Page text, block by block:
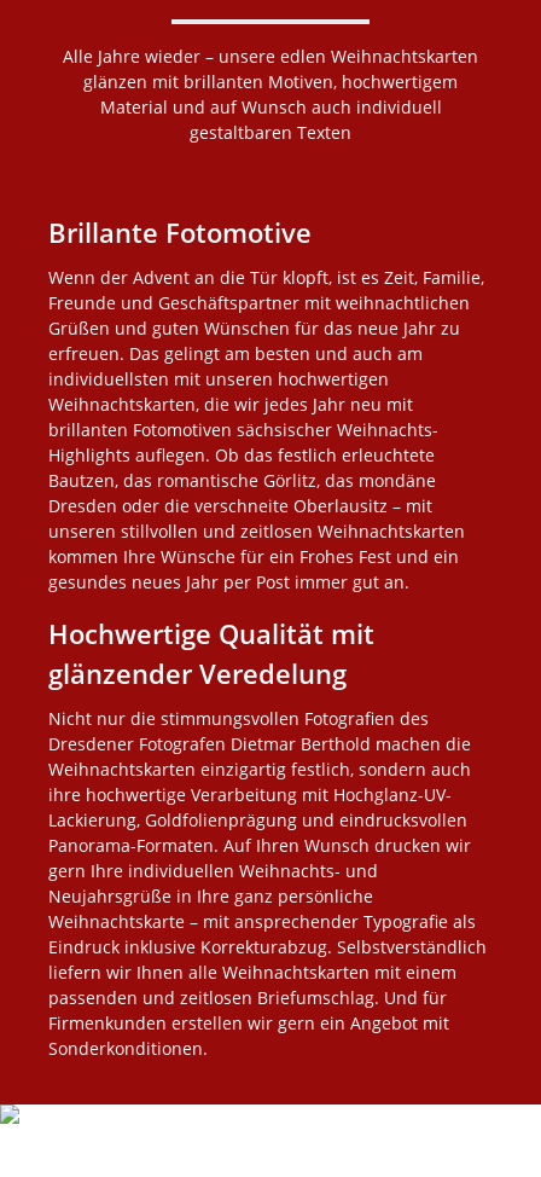
Alle Jahre wieder – unsere edlen Weihnachtskarten
glänzen mit brillanten Motiven, hochwertigem
Material und auf Wunsch auch individuell
gestaltbaren Texten
Brillante Fotomotive
Wenn der Advent an die Tür klopft, ist es Zeit, Familie,
Freunde und Geschäftspartner mit weihnachtlichen
Grüßen und guten Wünschen für das neue Jahr zu
erfreuen. Das gelingt am besten und auch am
individuellsten mit unseren hochwertigen
Weihnachtskarten, die wir jedes Jahr neu mit
brillanten Fotomotiven sächsischer Weihnachts-
Highlights auflegen. Ob das festlich erleuchtete
Bautzen, das romantische Görlitz, das mondäne
Dresden oder die verschneite Oberlausitz – mit
unseren stillvollen und zeitlosen Weihnachtskarten
kommen Ihre Wünsche für ein Frohes Fest und ein
gesundes neues Jahr per Post immer gut an.
Hochwertige Qualität mit
glänzender Veredelung
Nicht nur die stimmungsvollen Fotografien des
Dresdener Fotografen Dietmar Berthold machen die
Weihnachtskarten einzigartig festlich, sondern auch
ihre hochwertige Verarbeitung mit Hochglanz-UV-
Lackierung, Goldfolienprägung und eindrucksvollen
Panorama-Formaten. Auf Ihren Wunsch drucken wir
gern Ihre individuellen Weihnachts- und
Neujahrsgrüße in Ihre ganz persönliche
Weihnachtskarte – mit ansprechender Typografie als
Eindruck inklusive Korrekturabzug. Selbstverständlich
liefern wir Ihnen alle Weihnachtskarten mit einem
passenden und zeitlosen Briefumschlag. Und für
Firmenkunden erstellen wir gern ein Angebot mit
Sonderkonditionen.